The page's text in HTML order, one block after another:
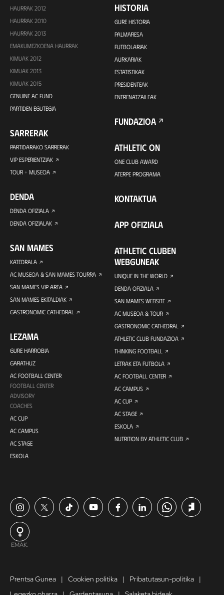
HAURRAK 2012
HAURRAK 2010
HAURRAK 2013
EMAKUMEZKOENA HAURRAK
KIMUAK 2012
KIMUAK 2013
KIMUAK 2015
GENUINE AC FUND
PARTIDEN EGUTEGIA
SARRERAK
PARTIDARAKO SARRERAK
VIP ESPERIENTZIAK
TOUR + MUSEOA
DENDA
DENDA OFIZIALA
DENDA OFIZIALAK
SAN MAMES
KATEDRALA
AC MUSEOA & SAN MAMES TOURRA
SAN MAMES VIP AREA
SAN MAMES EKITALDIAK
GASTRONOMIC CATHEDRAL
LEZAMA
GURE HARROBIA
GARATHUZ
AC FOOTBALL CENTER
FOOTBALL CENTER
ADVISORY
COACHES
AC CUP
AC CAMPUS
AC STAGE
ESKOLA
HISTORIA
GURE HISTORIA
PALMARESA
FUTBOLARIAK
AURKARIAK
ESTATISTIKAK
PRESIDENTEAK
ENTRENATZAILEAK
FUNDAZIOA
ATHLETIC ON
ONE CLUB AWARD
ATERPE PROGRAMA
KONTAKTUA
APP OFIZIALA
ATHLETIC CLUBEN
WEBGUNEAK
UNIQUE IN THE WORLD
DENDA OFIZIALA
SAN MAMES WEBSITE
AC MUSEOA & TOUR
GASTRONOMIC CATHEDRAL
ATHLETIC CLUB FUNDAZIOA
THINKING FOOTBALL
LETRAK ETA FUTBOLA
AC FOOTBALL CENTER
AC CAMPUS
AC CUP
AC STAGE
ESKOLA
NUTRITION BY ATHLETIC CLUB
EMAK.
Prentsa Gunea Cookien politika
Pribatutasun-politika